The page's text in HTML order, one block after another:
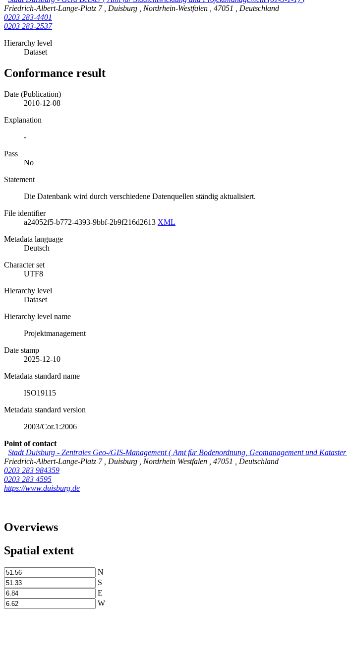
Friedrich-Albert-Lange-Platz 7 , Duisburg , Nordrhein-Westfalen , 47051 , Deutschland
0203 283-4401
0203 283-2537
Hierarchy level
Dataset
Conformance result
Date (Publication)
2010-12-08
Explanation
-
Pass
No
Statement
Die Datenbank wird durch verschiedene Datenquellen ständig aktualisiert.
File identifier
a24052f5-b772-4393-9bbf-2b9f216d2613 XML
Metadata language
Deutsch
Character set
UTF8
Hierarchy level
Dataset
Hierarchy level name
Projektmanagement
Date stamp
2025-12-10
Metadata standard name
ISO19115
Metadata standard version
2003/Cor.1:2006
Point of contact
Stadt Duisburg - Zentrales Geo-/GIS-Management(Amt für Bodenordnung, Geomanagement und Kataster
Friedrich-Albert-Lange-Platz 7
Duisburg Nordrhein Westfalen 47051
Deutschland
0203 283 984359
0203 283 4595
https://www.duisburg.de
Overviews
Spatial extent
N
S
E
W